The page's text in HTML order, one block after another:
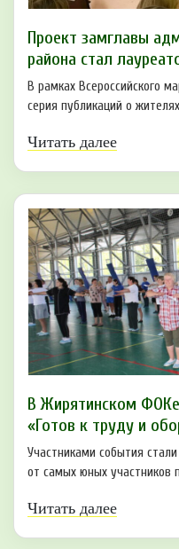
Проект замглавы
района стал
В рамках Всероссийского
серия публикаций о
Читать далее
В Жирятинском
«Готов к труду и
Участниками события
от самых юных участников
Читать далее